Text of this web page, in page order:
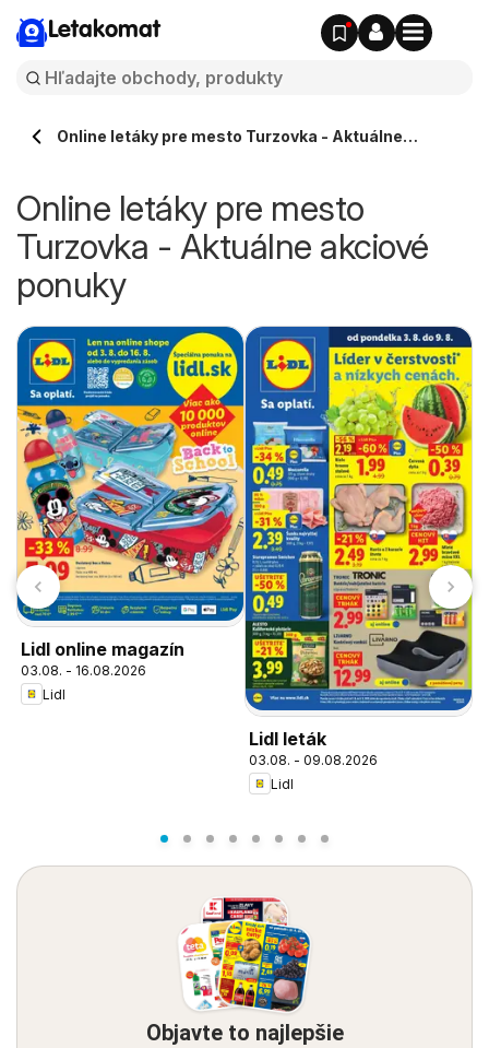
Letakomat
Online letáky pre mesto Turzovka - Aktuálne
Online letáky pre mesto
Turzovka - Aktuálne akciové
ponuky
Lidl online magazín
03.08. - 16.08.2026
Lidl
Lidl leták
03.08. - 09.08.2026
Lidl
Objavte to najlepšie